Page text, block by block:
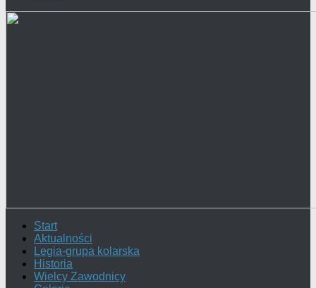
Start
Aktualności
Legia-grupa kolarska
Historia
Wielcy Zawodnicy